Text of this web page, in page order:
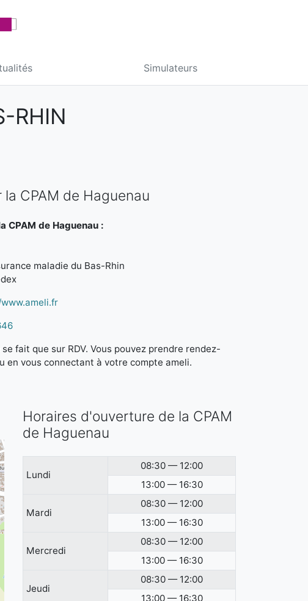
Simulateurs
RHIN
CPAM de Haguenau
CPAM de Haguenau :
maladie du Bas-Rhin
fait que sur RDV. Vous pouvez prendre rendez-
en vous connectant à votre compte ameli.
Horaires d'ouverture de la CPAM
de Haguenau
Lundi
08:30 — 12:00
13:00 — 16:30
Mardi
08:30 — 12:00
13:00 — 16:30
Mercredi
08:30 — 12:00
13:00 — 16:30
Jeudi
08:30 — 12:00
13:00 — 16:30